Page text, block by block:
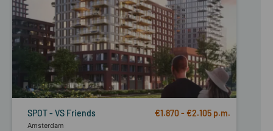
SPOT - VS Friends
Amsterdam
€1.870 - €2.105